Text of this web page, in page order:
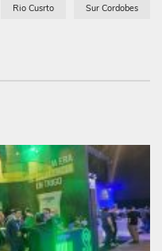
Rio Cusrto Sur Cordobes